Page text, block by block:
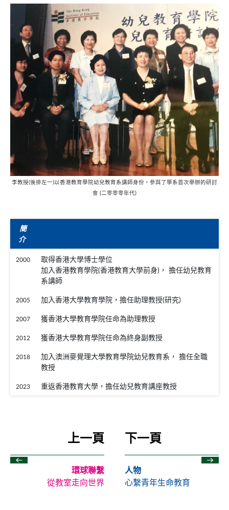
李教授(後排左一)以香港教育學院幼兒教育系講師身份，參與了學系首次舉辦的研討
會 (二零零零年代)
簡
介
2000
取得香港大學博士學位
加入香港教育學院(香港教育大學前身)， 擔任幼兒教育
系講師
2005 加入香港大學教育學院，擔任助理教授(研究)
2007 獲香港大學教育學院任命為助理教授
2012 獲香港大學教育學院任命為終身副教授
2018
加入澳洲麥覺理大學教育學院幼兒教育系， 擔任全職
教授
2023 重返香港教育大學，擔任幼兒教育講座教授
上一頁
環球聯繫
從教室走向世界
下一頁
人物
心繫青年生命教育